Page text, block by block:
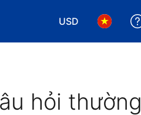
USD
Chọn loại tiền tệ
Chọn
hỏi